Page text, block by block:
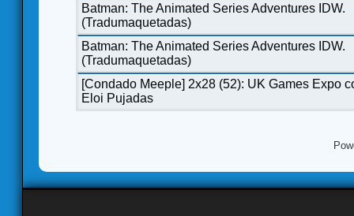
Batman: The Animated Series Adventures IDW.
(Tradumaquetadas)
Batman: The Animated Series Adventures IDW.
(Tradumaquetadas)
[Condado Meeple] 2x28 (52): UK Games Expo
Eloi Pujadas